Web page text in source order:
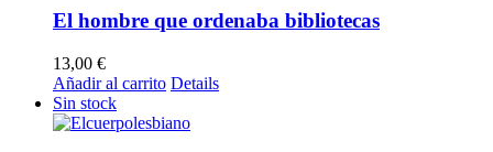
El hombre que ordenaba bibliotecas
13,00 €
Añadir al carrito Details
Sin stock